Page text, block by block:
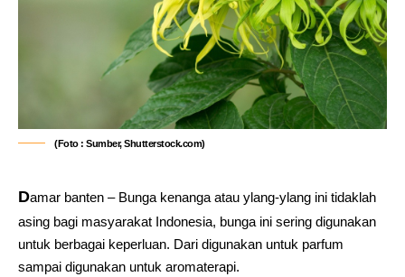
(Foto : Sumber, Shutterstock.com)
Damar banten – Bunga kenanga atau ylang-ylang ini tidaklah
asing bagi masyarakat Indonesia, bunga ini sering digunakan
untuk berbagai keperluan. Dari digunakan untuk parfum
sampai digunakan untuk aromaterapi.